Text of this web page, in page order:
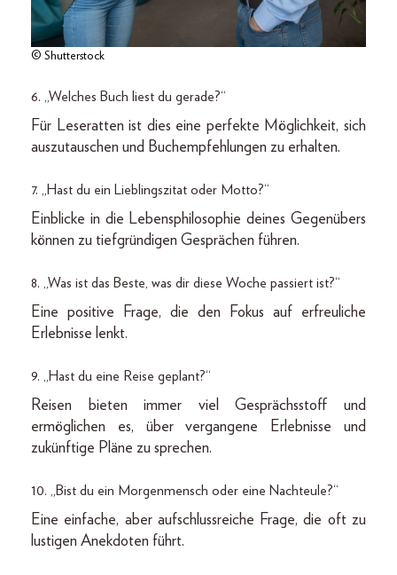
© Shutterstock
6. „Welches Buch liest du gerade?“
Für Leseratten ist dies eine perfekte Möglichkeit, sich
auszutauschen und Buchempfehlungen zu erhalten.
7. „Hast du ein Lieblingszitat oder Motto?“
Einblicke in die Lebensphilosophie deines Gegenübers
können zu tiefgründigen Gesprächen führen.
8. „Was ist das Beste, was dir diese Woche passiert ist?“
Eine positive Frage, die den Fokus auf erfreuliche
Erlebnisse lenkt.
9. „Hast du eine Reise geplant?“
Reisen bieten immer viel Gesprächsstoff und
ermöglichen es, über vergangene Erlebnisse und
zukünftige Pläne zu sprechen.
10. „Bist du ein Morgenmensch oder eine Nachteule?“
Eine einfache, aber aufschlussreiche Frage, die oft zu
lustigen Anekdoten führt.